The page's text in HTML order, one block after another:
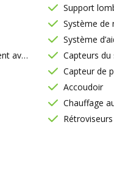
Support
Système de
Système
Capteurs du
Capteur de
Accoudoir
Chauffage